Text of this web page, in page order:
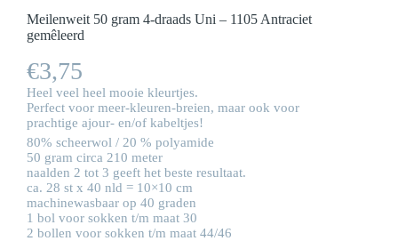
Meilenweit 50 gram 4-draads Uni – 1105 Antraciet
gemêleerd
€3,75
Heel veel heel mooie kleurtjes.
Perfect voor meer-kleuren-breien, maar ook voor
prachtige ajour- en/of kabeltjes!
80% scheerwol / 20 % polyamide
50 gram circa 210 meter
naalden 2 tot 3 geeft het beste resultaat.
ca. 28 st x 40 nld = 10×10 cm
machinewasbaar op 40 graden
1 bol voor sokken t/m maat 30
2 bollen voor sokken t/m maat 44/46